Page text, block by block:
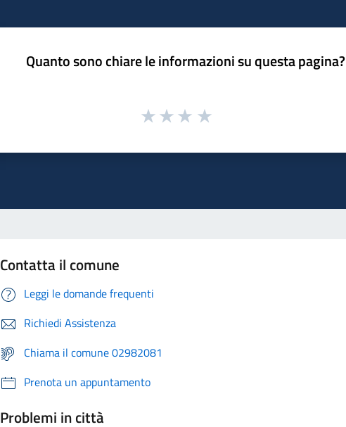
Quanto sono chiare le informazioni su questa pagina?
Contatta il comune
Leggi le domande frequenti
Richiedi Assistenza
Chiama il comune 02982081
Prenota un appuntamento
Problemi in città